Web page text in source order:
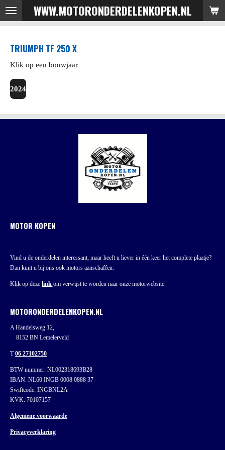
Ga
direct
de
hoofdinhoud
WWW.MOTORONDERDELENKOPEN.NL
TRIUMPH TF 250 X
Klik op een bouwjaar
2024
MOTOR KOPEN
Vind u de onderdelen interessant, maar heeft u liever in één keer het complete plaatje?
Dan kunt u bij ons ook motors aanschaffen.
Klik op deze link om verwijst te worden naar onze motorwebsite.
MOTORONDERDELENKOPEN.NL
A Handelsweg 12,
8152 BN Lemelerveld
T06 27102750
BTW nummer: NL002318693B28
IBAN: NL60 INGB 0008 0888 37
Swiftcode: INGBNL2A
KVK: 70107157
Algemene voorwaarde
Privacyverklaring